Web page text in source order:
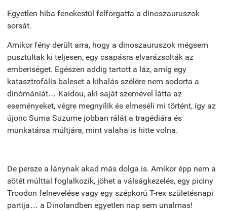
Egyetlen hiba fenekestül felforgatta a dinoszauruszok
sorsát.
Amikor fény derült arra, hogy a dinoszauruszok mégsem
pusztultak ki teljesen, egy csapásra elvarázsolták az
emberiséget. Egészen addig tartott a láz, amíg egy
katasztrofális baleset a kihalás szélére nem sodorta a
dinómániát… Kaidou, aki saját szemével látta az
eseményeket, végre megnyílik és elmeséli mi történt, így az
újonc Suma Suzume jobban rálát a tragédiára és
munkatársa múltjára, mint valaha is hitte volna.
De persze a lánynak akad más dolga is. Amikor épp nem a
sötét múlttal foglalkozik, jöhet a válságkezelés, egy piciny
Troodon felnevelése vagy egy szépkorú T-rex születésnapi
partija… a Dinolandben egyetlen nap sem unalmas!